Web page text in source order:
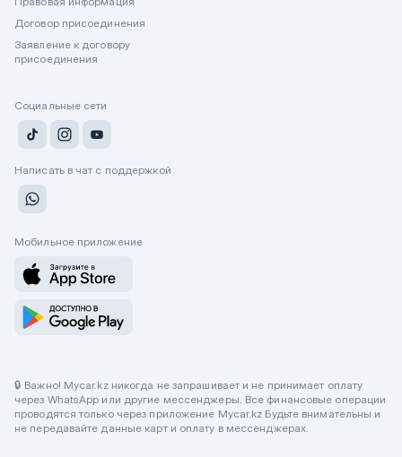
Договор присоединения
Заявление к договору
присоединения
Социальные сети
Написать в чат с поддержкой
Мобильное приложение
🔒 Важно! Mycar.kz никогда не запрашивает и не принимает оплату
через WhatsApp или другие мессенджеры. Все финансовые операции
проводятся только через приложение Mycar.kz Будьте внимательны и
не передавайте данные карт и оплату в мессенджерах.